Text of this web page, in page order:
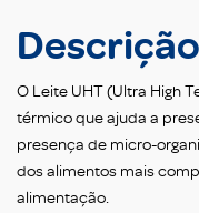
Descrição
O Leite UHT (Ultra High
térmico que ajuda a
presença de micro-
dos alimentos mais
alimentação.